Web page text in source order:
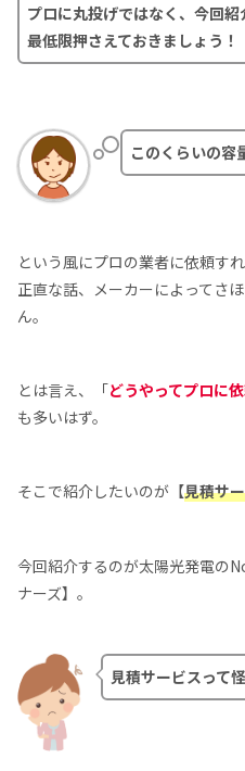
プロに丸投げではなく、今回
最低限押さえておきましょう！
このくらいの容
という風にプロの業者に依頼すれ
正直な話、メーカーによってさ
ん。
とは言え、「どうやってプロに
も多いはず。
そこで紹介したいのが【見積サ
今回紹介するのが太陽光発電の
ナーズ】。
見積サービスって